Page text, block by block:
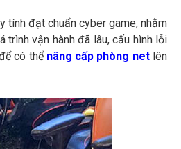
tính đạt chuẩn cyber game, nhằm
trình vận hành đã lâu, cấu hình lỗi
có thể nâng cấp phòng netlên